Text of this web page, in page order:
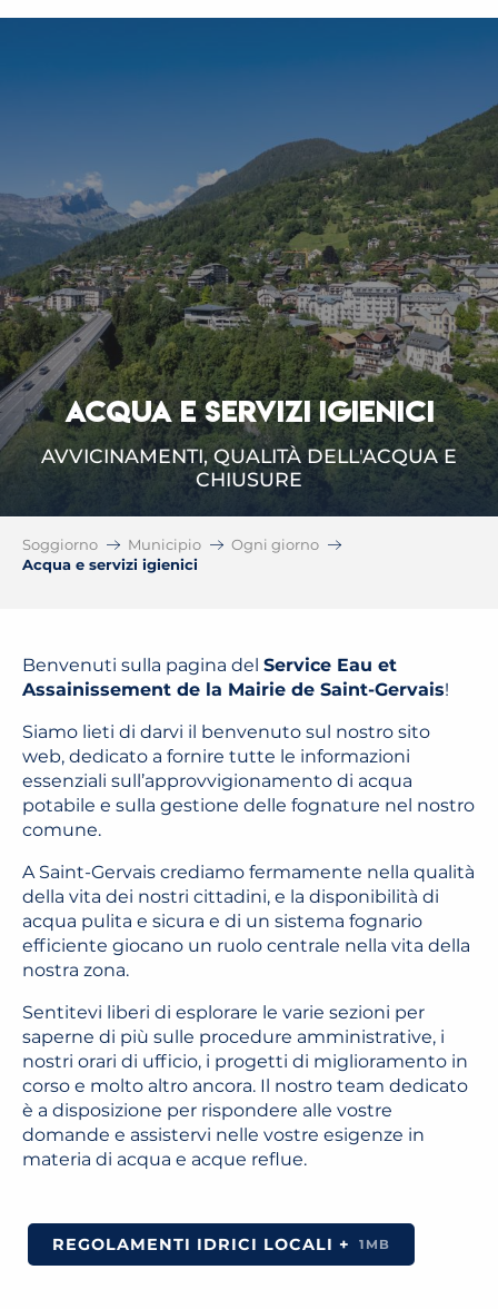
ACQUA E SERVIZI IGIENICI
AVVICINAMENTI, QUALITÀ DELL'ACQUA E
CHIUSURE
Soggiorno Municipio
Ogni giorno
Acqua e servizi igienici
Benvenuti sulla pagina del Service Eau et
Assainissement de la Mairie de Saint-Gervais!
Siamo lieti di darvi il benvenuto sul nostro sito
web, dedicato a fornire tutte le informazioni
essenziali sull’approvvigionamento di acqua
potabile e sulla gestione delle fognature nel nostro
comune.
A Saint-Gervais crediamo fermamente nella qualità
della vita dei nostri cittadini, e la disponibilità di
acqua pulita e sicura e di un sistema fognario
efficiente giocano un ruolo centrale nella vita della
nostra zona.
Sentitevi liberi di esplorare le varie sezioni per
saperne di più sulle procedure amministrative, i
nostri orari di ufficio, i progetti di miglioramento in
corso e molto altro ancora. Il nostro team dedicato
è a disposizione per rispondere alle vostre
domande e assistervi nelle vostre esigenze in
materia di acqua e acque reflue.
REGOLAMENTI IDRICI LOCALI + 1MB